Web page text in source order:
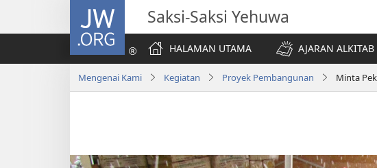
JW.ORG Saksi-Saksi Yehuwa
HALAMAN UTAMA
AJARAN ALKITAB
Mengenai Kami Kegiatan Proyek Pembangunan Minta